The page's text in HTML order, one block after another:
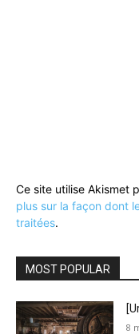
Ce site utilise Akismet
plus sur la façon dont
traitées.
MOST POPULAR
8